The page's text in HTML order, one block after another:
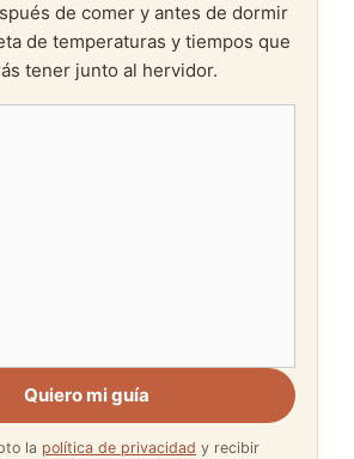
de comer y antes de dormir
de temperaturas y tiempos que
tener junto al hervidor.
Quiero mi guía
la política de privacidad y recibir